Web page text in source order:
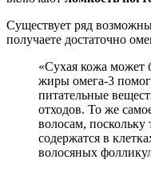
Существует ряд
получаете достаточно
«Сухая кожа может быть индикатором, так как
жиры омега-3
питательные
отходов. То же
волосам,
содержатся в
волосяных